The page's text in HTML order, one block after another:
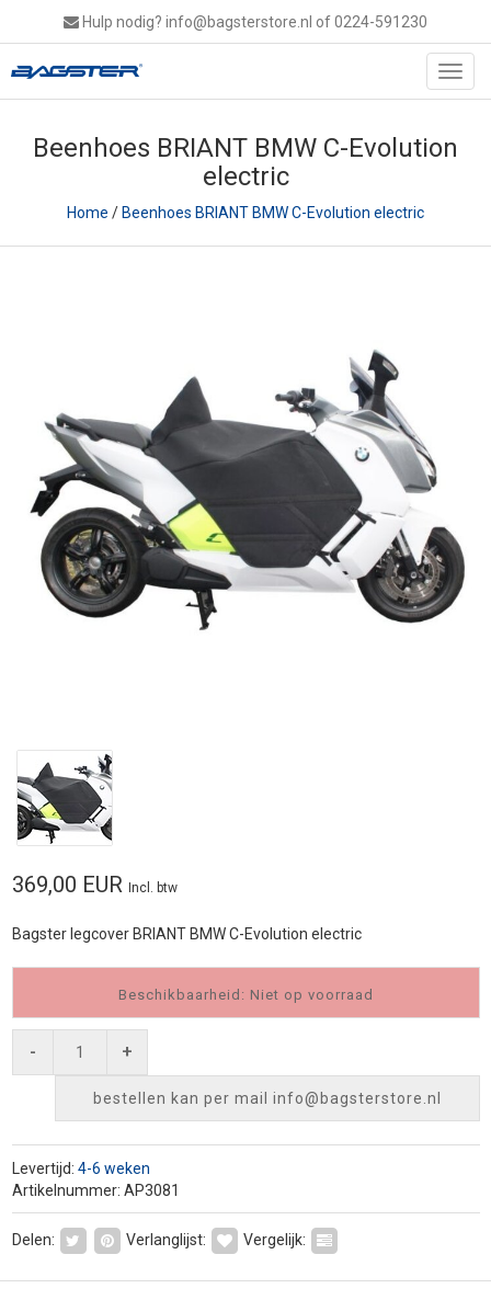
Hulp nodig? info@bagsterstore.nl of 0224-591230
Beenhoes BRIANT BMW C-Evolution
electric
Home /Beenhoes BRIANT BMW C-Evolution electric
369,00 EUR Incl. btw
Bagster legcover BRIANT BMW C-Evolution electric
Beschikbaarheid: Niet op voorraad
- +
bestellen kan per mail info@bagsterstore.nl
Levertijd: 4-6 weken
Artikelnummer: AP3081
Delen: Verlanglijst: Vergelijk: